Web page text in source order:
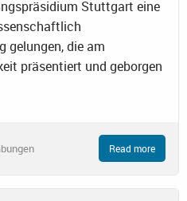
Stuttgart eine
gelungen, die am
präsentiert und geborgen
Read more